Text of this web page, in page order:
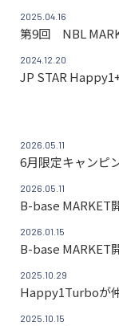
2025.04.16
第9回 NBL
2024.12.20
JP STAR
2026.05.11
6月限定キャンピ
2026.05.11
B-base MARKET
2026.01.15
B-base MARKET
2025.10.29
Happy1Turboが
2025.10.15